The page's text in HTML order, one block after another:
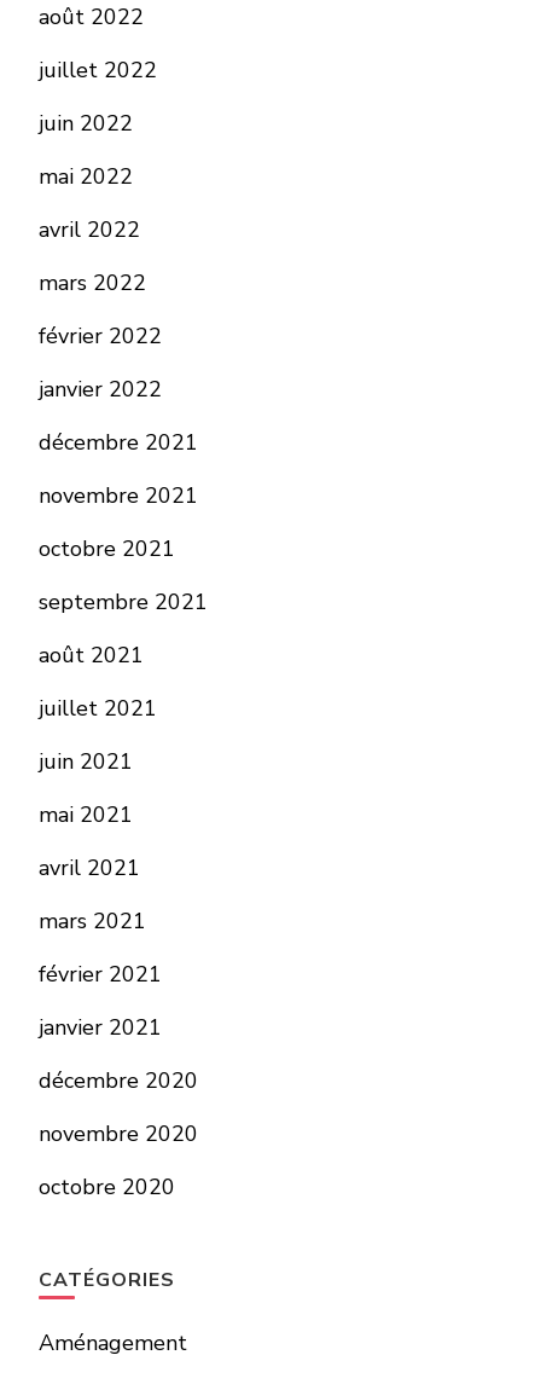
août 2022
juillet 2022
juin 2022
mai 2022
avril 2022
mars 2022
février 2022
janvier 2022
décembre 2021
novembre 2021
octobre 2021
septembre 2021
août 2021
juillet 2021
juin 2021
mai 2021
avril 2021
mars 2021
février 2021
janvier 2021
décembre 2020
novembre 2020
octobre 2020
CATÉGORIES
Aménagement